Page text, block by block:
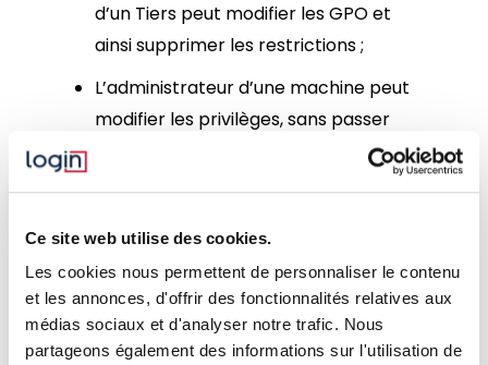
Ce site web utilise des cookies.
Les cookies nous permettent de personnaliser le contenu
et les annonces, d'offrir des fonctionnalités relatives aux
médias sociaux et d'analyser notre trafic. Nous
partageons également des informations sur l'utilisation de
d’un Tiers peut modifier les GPO et
ainsi supprimer les restrictions ;
L’administrateur d’une machine peut
modifier les privilèges, sans passer
De plus, dans le cadre d’une
authentification NTLM, la vérification
des privilèges se fait après
l’authentification. Un attaquant peut